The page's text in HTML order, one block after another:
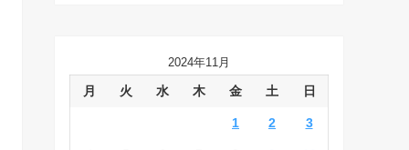
2024年11月
月 火 水 木 金 土 日
1 2 3